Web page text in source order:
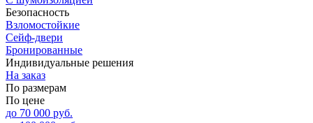
Безопасность
Взломостойкие
Сейф-двери
Бронированные
Индивидуальные решения
На заказ
По размерам
По цене
до 70 000 руб.